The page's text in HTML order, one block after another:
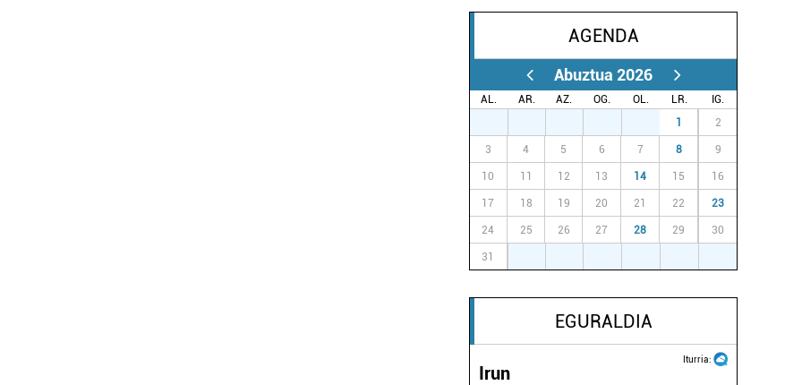
AGENDA
Abuztua 2026
AL. AR. AZ. OG. OL. LR.
IG.
1 2
3 4 5 6 7 8 9
10 11 12 13 14 15 16
17 18 19 20 21 22 23
24 25 26 27 28 29 30
31
EGURALDIA
Iturria:
Irun